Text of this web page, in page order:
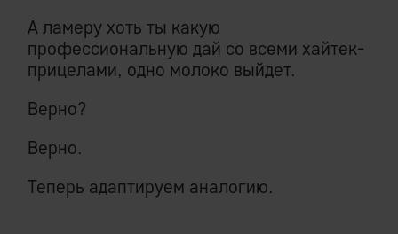
А ламеру хоть ты какую
профессиональную дай со всеми хайтек-
прицелами, одно молоко выйдет.
Верно?
Верно.
Теперь адаптируем аналогию.